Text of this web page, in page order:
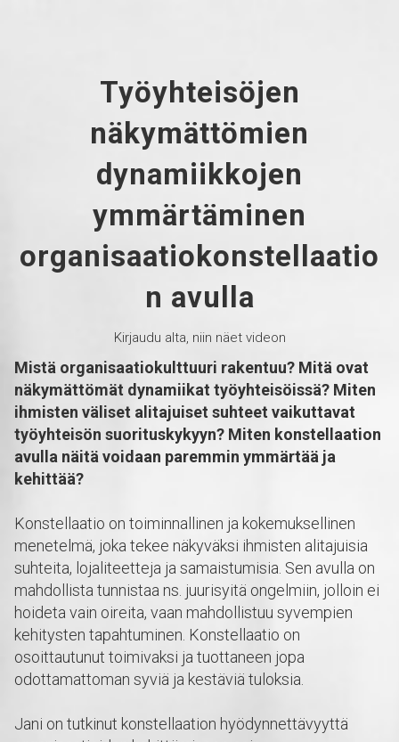
Työyhteisöjen
näkymättömien
dynamiikkojen
ymmärtäminen
organisaatiokonstellaatio
n avulla
Kirjaudu alta, niin näet videon
Mistä organisaatiokulttuuri rakentuu? Mitä ovat
näkymättömät dynamiikat työyhteisöissä? Miten
ihmisten väliset alitajuiset suhteet vaikuttavat
työyhteisön suorituskykyyn? Miten konstellaation
avulla näitä voidaan paremmin ymmärtää ja
kehittää?
Konstellaatio on toiminnallinen ja kokemuksellinen
menetelmä, joka tekee näkyväksi ihmisten alitajuisia
suhteita, lojaliteetteja ja samaistumisia. Sen avulla on
mahdollista tunnistaa ns. juurisyitä ongelmiin, jolloin ei
hoideta vain oireita, vaan mahdollistuu syvempien
kehitysten tapahtuminen. Konstellaatio on
osoittautunut toimivaksi ja tuottaneen jopa
odottamattoman syviä ja kestäviä tuloksia.
Jani on tutkinut konstellaation hyödynnettävyyttä